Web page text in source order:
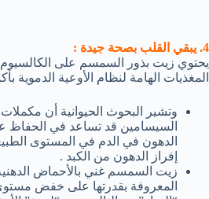
4. يبقي القلب بصحة جيدة :
يحتوي زيت بذور السمسم على الكالسيوم
المغذيات الهامة لنظام الأوعية الدموية
وتشير البحوث الحيوانية أن
السيسامين قد تساعد في الحفاظ
الدهون في الدم في المستوى
إفراز الدهون من الكبد .
زيت السمسم غني بالأحماض
المعروفة بقدرتها على خفض